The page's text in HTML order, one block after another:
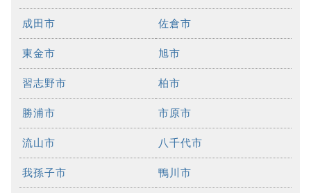
成田市 佐倉市
東金市 旭市
習志野市 柏市
勝浦市 市原市
流山市 八千代市
我孫子市 鴨川市